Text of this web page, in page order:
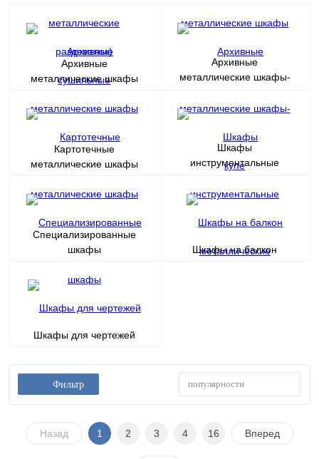
Архивные
металлические шкафы
Архивные
металлические шкафы-
Картотечные
металлические шкафы
Шкафы
инструментальные
Специализированные
шкафы
Шкафы на балкон
Шкафы для чертежей
Фильтр популярности
Назад 1 2 3 4 16 Вперед